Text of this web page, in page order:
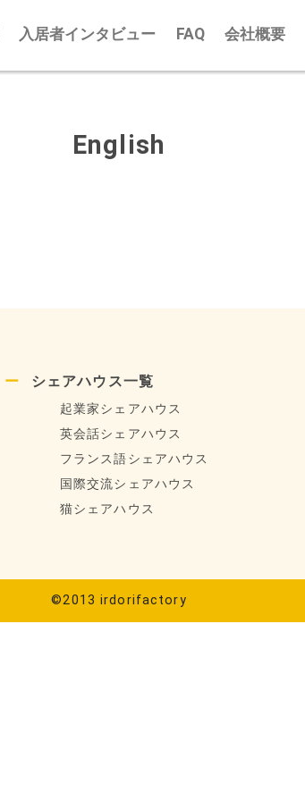
入居者インタビュー FAQ 会社概要
English
シェアハウス一覧
起業家シェアハウス
英会話シェアハウス
フランス語シェアハウス
国際交流シェアハウス
猫シェアハウス
©2013 irdorifactory